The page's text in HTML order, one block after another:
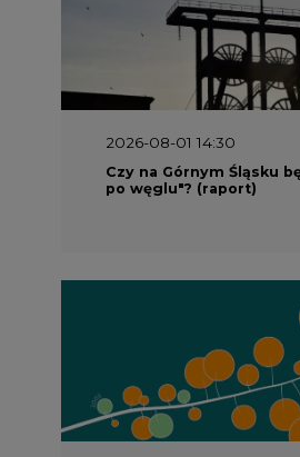
2026-08-01 14:30
Czy na Górnym Śląsku
po węglu"? (raport)